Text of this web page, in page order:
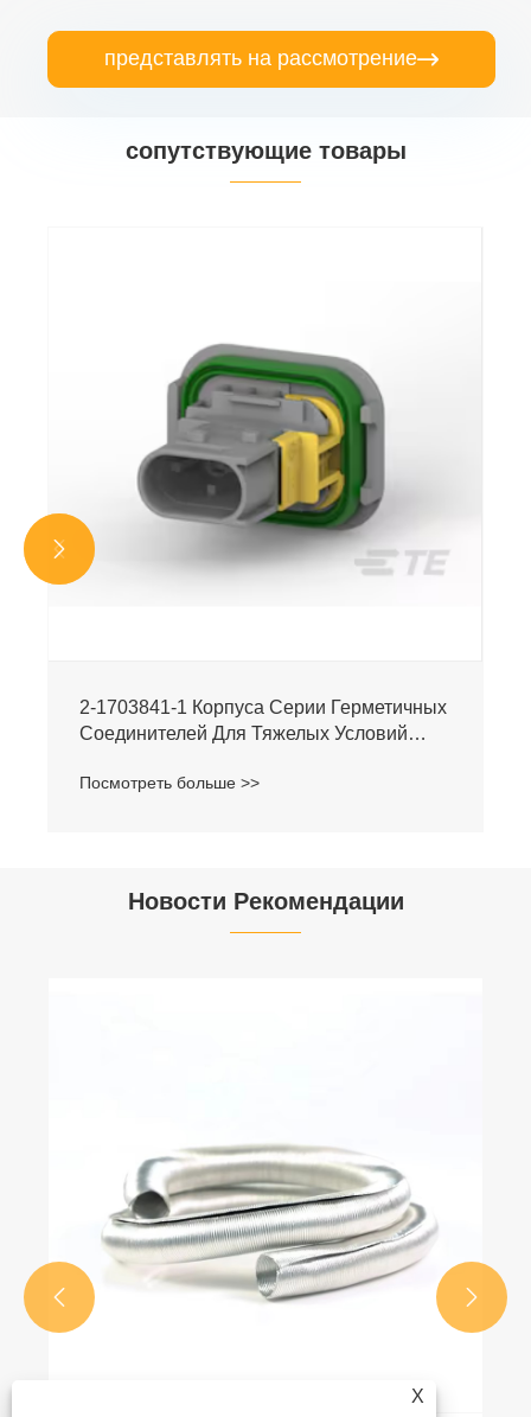
представлять на рассмотрение
сопутствующие товары
2-1703841-1 Корпуса Серии Герметичных
Соединителей Для Тяжелых Условий
Посмотреть больше >>


Новости Рекомендации
 
X